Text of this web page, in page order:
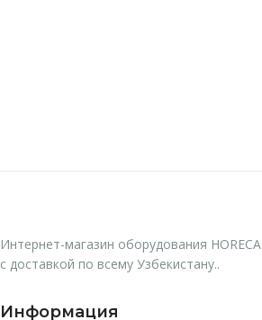
Интернет-магазин оборудования HORECA
с доставкой по всему Узбекистану..
Информация